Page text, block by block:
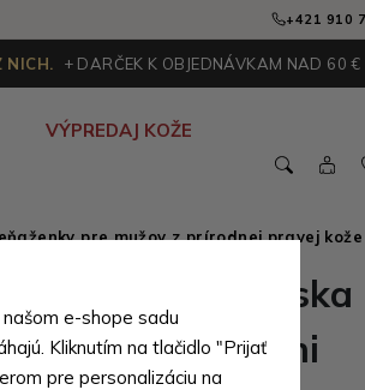
+421 910
NICH. + DARČEK K OBJEDNÁVKAM NAD 60 €
VÝPREDAJ KOŽE
pre mužov z prírodnej pravej kože
Svetlo hnedá
Malachi
e-shope sadu
Kliknutím na tlačidlo "Prijať
pre personalizáciu na